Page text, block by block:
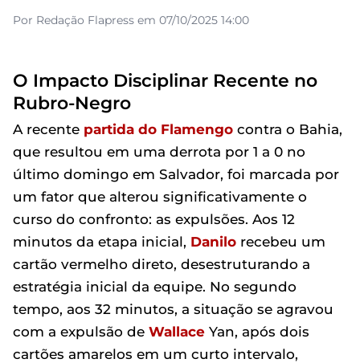
Por Redação Flapress em 07/10/2025 14:00
O Impacto Disciplinar Recente no
Rubro-Negro
A recente partida do Flamengo contra o Bahia,
que resultou em uma derrota por 1 a 0 no
último domingo em Salvador, foi marcada por
um fator que alterou significativamente o
curso do confronto: as expulsões. Aos 12
minutos da etapa inicial, Danilo recebeu um
cartão vermelho direto, desestruturando a
estratégia inicial da equipe. No segundo
tempo, aos 32 minutos, a situação se agravou
com a expulsão de Wallace Yan, após dois
cartões amarelos em um curto intervalo,